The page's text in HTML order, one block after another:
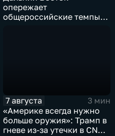
опережает
общероссийские темпы
7 августа
3 мин
«Америке всегда нужно
больше оружия»: Трамп в
гневе из-за утечки в CNN